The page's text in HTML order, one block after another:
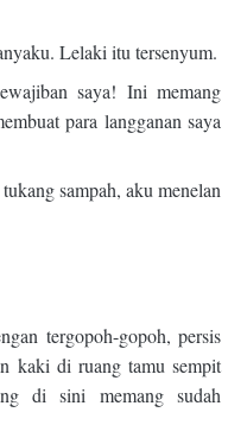
Lelaki itu tersenyum.
saya! Ini memang
para langganan saya
sampah, aku menelan
tergopoh-gopoh, persis
kaki di ruang tamu sempit
di sini memang sudah